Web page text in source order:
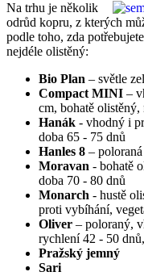
Na trhu je několik
odrůd kopru, z kterých
podle toho, zda
nejdéle olistěný:
Bio Plan – světle
Compact MINI –
cm, bohatě olistěný,
Hanák - vhodný i
doba 65 - 75 dnů
Hanles 8 –
Moravan - bohatě
doba 70 - 80 dnů
Monarch - hustě
proti vybíhání,
Oliver – poloraný,
rychlení 42 - 50
Pražský jemný
Sari